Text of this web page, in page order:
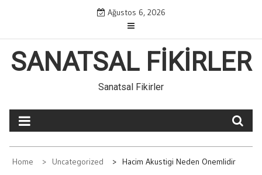
content
Ağustos 6, 2026
SANATSAL FIKIRLER
Sanatsal Fikirler
Home Uncategorized Hacim Akustigi Neden Onemlidir